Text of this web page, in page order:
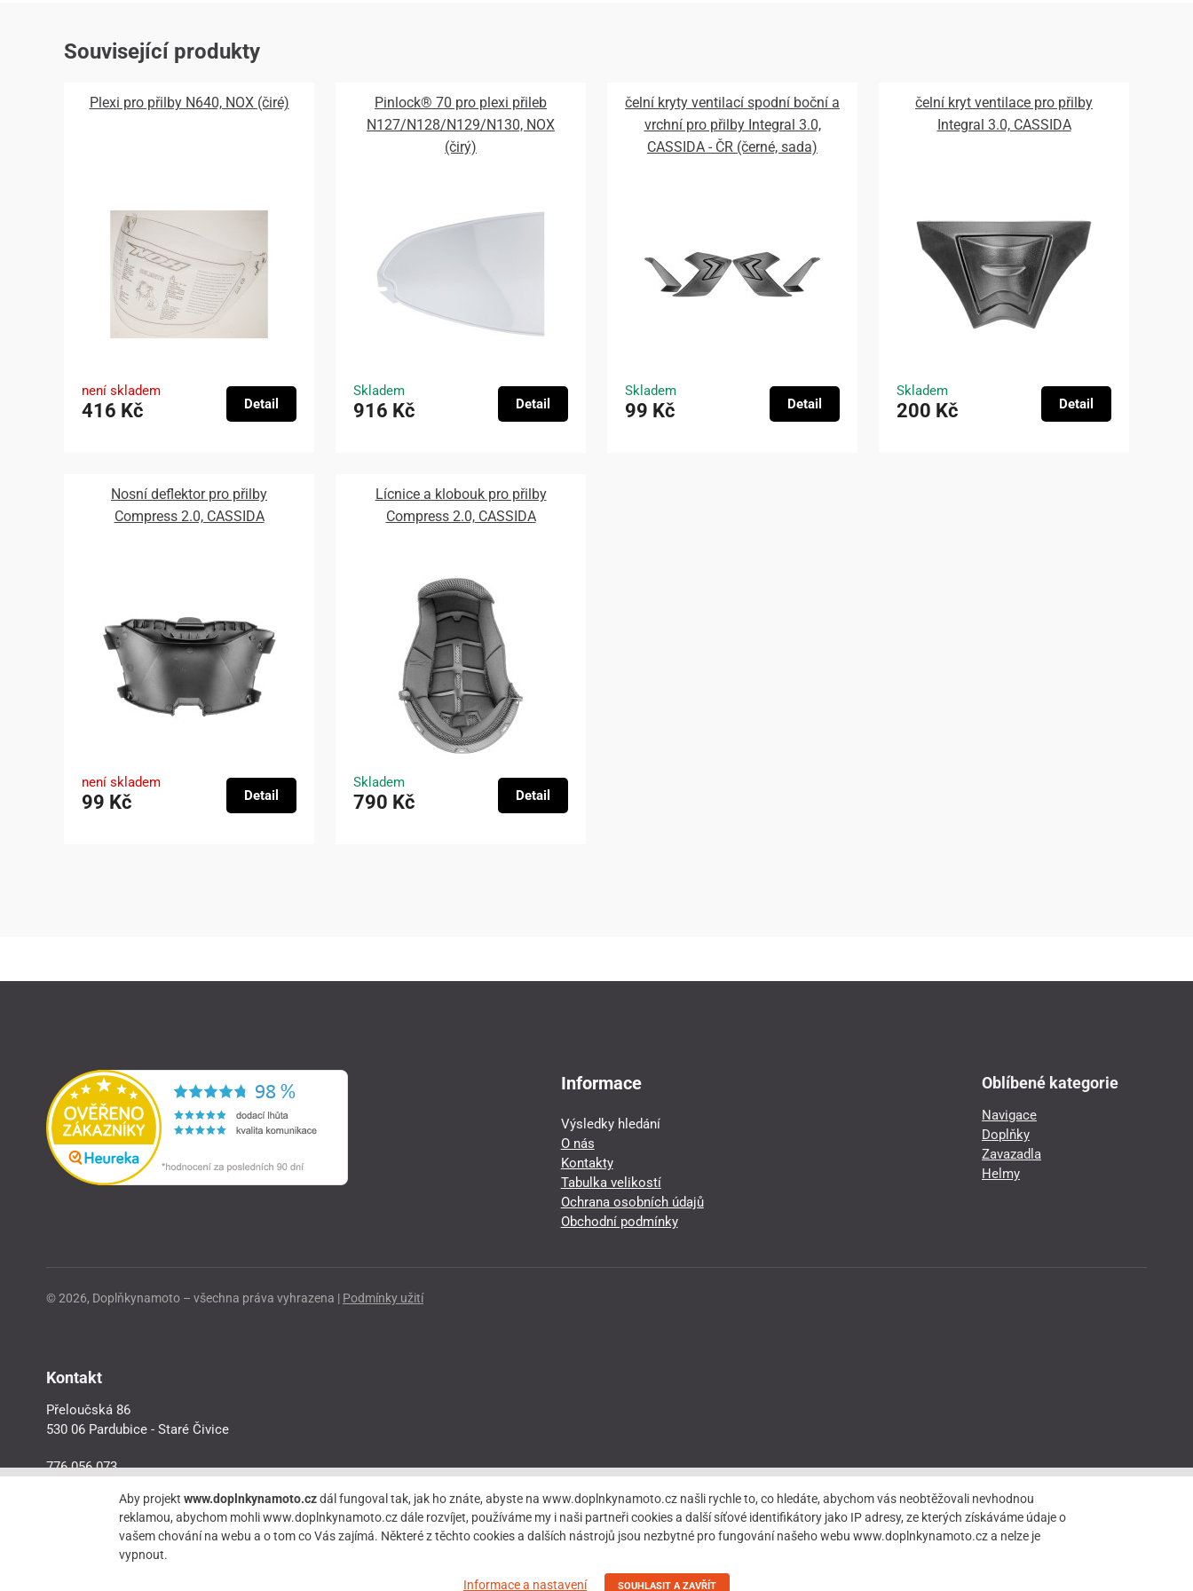
Související produkty
Plexi pro přilby N640, NOX (čiré)
není skladem
416 Kč Detail
Pinlock® 70 pro plexi přileb
N127/N128/N129/N130, NOX
(čirý)
Skladem
916 Kč Detail
čelní kryty ventilací spodní boční a
vrchní pro přilby Integral 3.0,
CASSIDA - ČR (černé, sada)
Skladem
99 Kč Detail
čelní kryt ventilace pro přilby
Integral 3.0, CASSIDA
Skladem
200 Kč Detail
Nosní deflektor pro přilby
Compress 2.0, CASSIDA
není skladem
99 Kč Detail
Lícnice a klobouk pro přilby
Compress 2.0, CASSIDA
Skladem
790 Kč Detail
Informace
Výsledky hledání
O nás
Kontakty
Tabulka velikostí
Ochrana osobních údajů
Obchodní podmínky
Oblíbené kategorie
Navigace
Doplňky
Zavazadla
Helmy
© 2026, Doplňkynamoto – všechna práva vyhrazena | Podmínky užití
Kontakt
Přeloučská 86
530 06 Pardubice - Staré Čivice
776 056 073
Aby projektwww.doplnkynamoto.czdál fungoval tak, jak ho znáte, abyste na www.doplnkynamoto.cz našli rychle to, co hledáte, abychom vás neobtěžovali nevhodnou
reklamou, abychom mohli www.doplnkynamoto.cz dále rozvíjet, používáme my i naši partneři cookies a další síťové identifikátory jako IP adresy, ze kterých získáváme údaje o
vašem chování na webu a o tom co Vás zajímá. Některé z těchto cookies a dalších nástrojů jsou nezbytné pro fungování našeho webu www.doplnkynamoto.cz a nelze je
vypnout.
Informace a nastavení SOUHLASIT A ZAVŘÍT